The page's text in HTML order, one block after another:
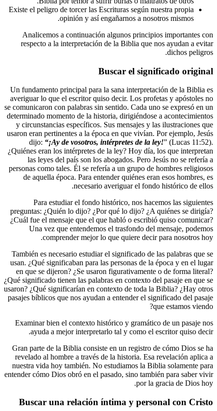
Existe el peligro de torcer las Escrituras
opinión y así engañarnos
Analicemos a continuación algunos
respecto a la interpretación de la
Buscar el
Un fundamento principal para la sana
averiguar lo que el escritor quiso decir.
se comunicaron con palabras sin sentido.
determinado momento de la historia,
y circunstancias específicos. Sus
usaron eran pertinentes a la época en que
dijo:“¡Ay de vosotros, intérpretes
¿Quiénes eran los intérpretes de la ley?
las leyes del país son los abogados.
personas como tales. Él se refería a un
de aquella época. Para entender
necesario averiguar
Para estudiar el fondo histórico,
preguntas: ¿Quién lo dijo? ¿Por qué lo
¿Cuál fue el mensaje que el que habló o
Una vez que entendemos el
comprender mejor lo que
También es necesario estudiar el
usan. ¿Qué significaban para las
en que se dijeron? ¿Se usaron
¿Qué significado tienen las palabras en
usaron? ¿Qué significarían en contexto de
pasajes bíblicos que nos ayudan a
Examinar bien el contexto histórico y
ayuda a mejor interpretarlo tal y
Gran parte de la Biblia consiste en un
revelado al hombre a través de la
nuestra vida hoy también. No
entender cómo Dios obró en el pasado,
Buscar una relación íntima y